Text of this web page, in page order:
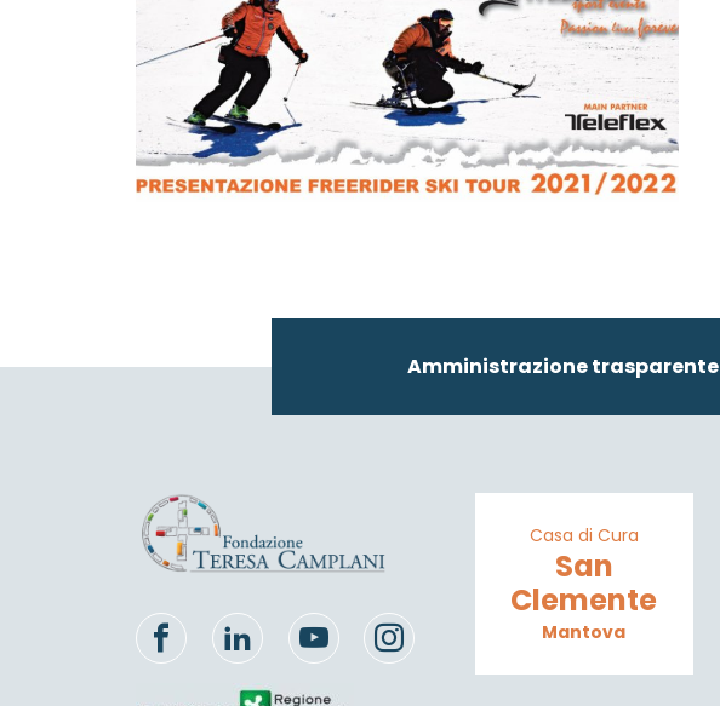
Amministrazione trasparente
Casa di Cura
San
Clemente
Mantova